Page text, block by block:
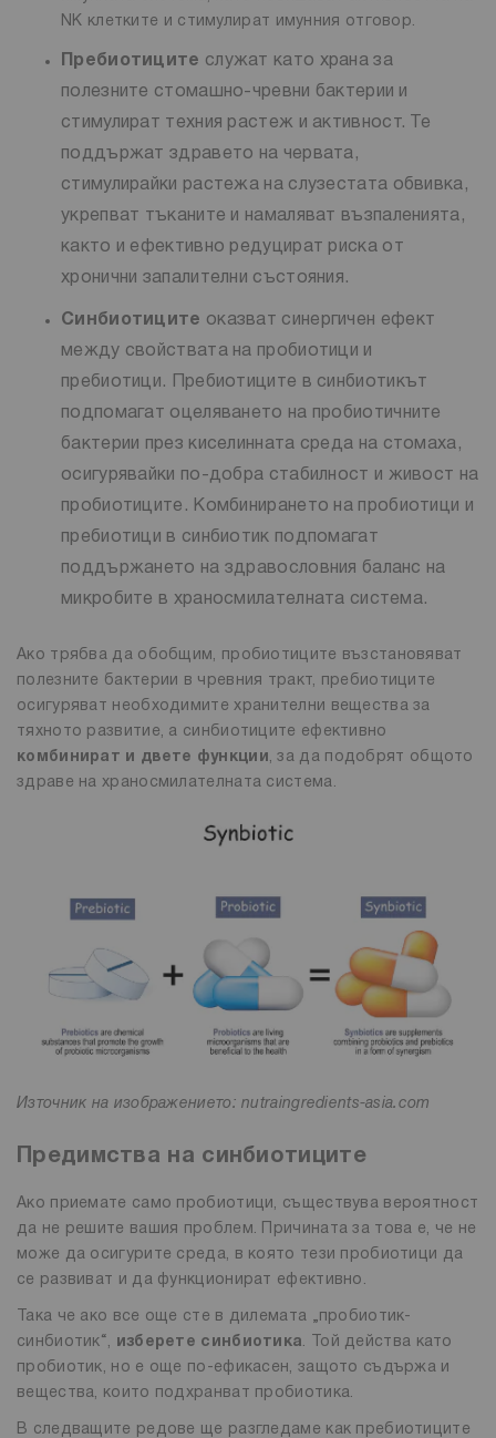
NK клетките и стимулират имунния отговор.
Пребиотиците служат като храна за
полезните стомашно-чревни бактерии и
стимулират техния растеж и активност. Те
поддържат здравето на червата,
стимулирайки растежа на слузестата обвивка,
укрепват тъканите и намаляват възпаленията,
както и ефективно редуцират риска от
хронични запалителни състояния.
Синбиотиците оказват синергичен ефект
между свойствата на пробиотици и
пребиотици. Пребиотиците в синбиотикът
подпомагат оцеляването на пробиотичните
бактерии през киселинната среда на стомаха,
осигурявайки по-добра стабилност и живост на
пробиотиците. Комбинирането на пробиотици и
пребиотици в синбиотик подпомагат
поддържането на здравословния баланс на
микробите в храносмилателната система.
Ако трябва да обобщим, пробиотиците възстановяват
полезните бактерии в чревния тракт, пребиотиците
осигуряват необходимите хранителни вещества за
тяхното развитие, а синбиотиците ефективно
комбинират и двете функции, за да подобрят общото
здраве на храносмилателната система.
Източник на изображението: nutraingredients-asia.com
Предимства на синбиотиците
Ако приемате само пробиотици, съществува вероятност
да не решите вашия проблем. Причината за това е, че не
може да осигурите среда, в която тези пробиотици да
се развиват и да функционират ефективно.
Така че ако все още сте в дилемата „пробиотик-
синбиотик“,
изберете синбиотика
. Той действа като
пробиотик, но е още по-ефикасен, защото съдържа и
вещества, които подхранват пробиотика.
В следващите редове ще разгледаме как пребиотиците